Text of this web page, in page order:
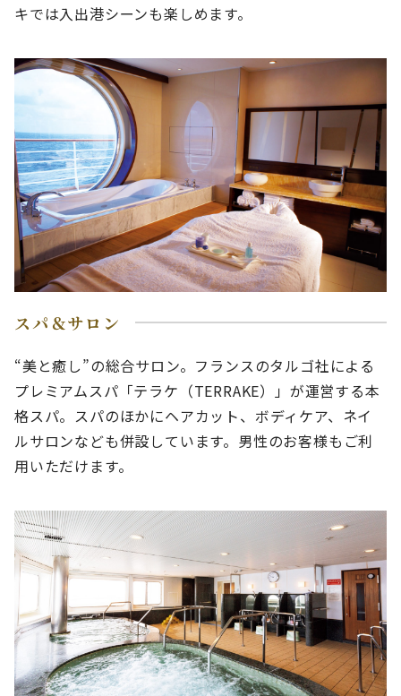
キでは入出港シーンも楽しめます。
スパ＆サロン
“美と癒し”の総合サロン。フランスのタルゴ社による
プレミアムスパ「テラケ（TERRAKE）」が運営する本
格スパ。スパのほかにヘアカット、ボディケア、ネイ
ルサロンなども併設しています。男性のお客様もご利
用いただけます。